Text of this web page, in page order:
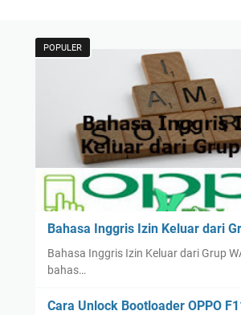
POPULER
Bahasa Inggris Izin Keluar dari
Bahasa Inggris Izin Keluar dari Grup
bahas…
Cara Unlock Bootloader OPPO